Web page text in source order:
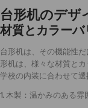
台形机のデザ
材質とカラー
台形机は、その機能性
形机は、様々な材質と
学校の内装に合わせて選
1. 木製：温かみのある雰